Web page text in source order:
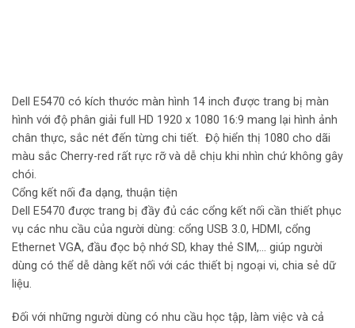
Dell E5470 có kích thước màn hình 14 inch được trang bị màn
hình với độ phân giải full HD 1920 x 1080 16:9 mang lại hình ảnh
chân thực, sắc nét đến từng chi tiết. Độ hiển thị 1080 cho dãi
màu sắc Cherry-red rất rực rỡ và dễ chịu khi nhìn chứ không gây
chói.
Cổng kết nối đa dạng, thuận tiện
Dell E5470 được trang bị đầy đủ các cổng kết nối cần thiết phục
vụ các nhu cầu của người dùng: cổng USB 3.0, HDMI, cổng
Ethernet VGA, đầu đọc bộ nhớ SD, khay thẻ SIM,… giúp người
dùng có thể dễ dàng kết nối với các thiết bị ngoại vi, chia sẻ dữ
liệu.
Đối với những người dùng có nhu cầu học tập, làm việc và cả